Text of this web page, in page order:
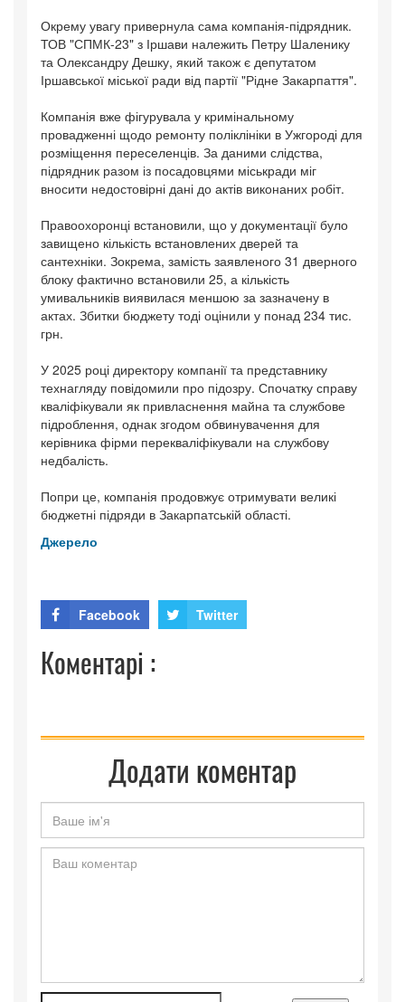
Окрему увагу привернула сама компанія-підрядник.
ТОВ "СПМК-23" з Іршави належить Петру Шаленику
та Олександру Дешку, який також є депутатом
Іршавської міської ради від партії "Рідне Закарпаття".
Компанія вже фігурувала у кримінальному
провадженні щодо ремонту поліклініки в Ужгороді для
розміщення переселенців. За даними слідства,
підрядник разом із посадовцями міськради міг
вносити недостовірні дані до актів виконаних робіт.
Правоохоронці встановили, що у документації було
завищено кількість встановлених дверей та
сантехніки. Зокрема, замість заявленого 31 дверного
блоку фактично встановили 25, а кількість
умивальників виявилася меншою за зазначену в
актах. Збитки бюджету тоді оцінили у понад 234 тис.
грн.
У 2025 році директору компанії та представнику
технагляду повідомили про підозру. Спочатку справу
кваліфікували як привласнення майна та службове
підроблення, однак згодом обвинувачення для
керівника фірми перекваліфікували на службову
недбалість.
Попри це, компанія продовжує отримувати великі
бюджетні підряди в Закарпатській області.
Джерело
Facebook Twitter
Коментарі :
Додати коментар